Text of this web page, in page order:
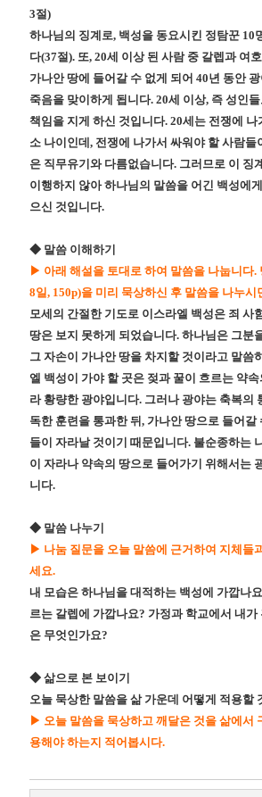
3절)
하나님의 징계로, 백성을 동요시킨 정탐꾼 10
다(37절). 또, 20세 이상 된 사람 중 갈렙과 여
가나안 땅에 들어갈 수 없게 되어40년 동안
죽음을 맞이하게 됩니다. 20세 이상, 즉 성인
책임을 지게 하신 것입니다. 20세는 전쟁에 나
소 나이인데, 전쟁에 나가서 싸워야 할 사람들
은 직무유기와 다름없습니다. 그러므로 이 징
이행하지 않아 하나님의 말씀을 어긴 백성에
으신 것입니다.
◆ 말씀 이해하기
▶ 아래 해설을 토대로 하여 말씀을 나눕니다.
8일, 150p)을 미리 묵상하신 후 말씀을 나누시
모세의 간절한 기도로 이스라엘 백성은 죄 사
땅은 보지 못하게 되었습니다.하나님은 그분
그 자손이 가나안 땅을 차지할 것이라고 말씀
엘 백성이 가야 할 곳은 젖과 꿀이 흐르는 약
라 황량한 광야입니다. 그러나 광야는 축복의
독한 훈련을 통과한 뒤,가나안 땅으로 들어갈
들이 자라날 것이기 때문입니다. 불순종하는
이 자라나 약속의 땅으로 들어가기 위해서는
니다.
◆ 말씀 나누기
▶ 나눔 질문을 오늘 말씀에 근거하여 지체들
세요.
내 모습은 하나님을 대적하는 백성에 가깝나
르는 갈렙에 가깝나요?가정과 학교에서 내가
은 무엇인가요?
◆삶으로 본 보이기
오늘 묵상한 말씀을 삶 가운데 어떻게 적용할
▶ 오늘 말씀을 묵상하고 깨달은 것을 삶에서
용해야 하는지 적어봅시다.